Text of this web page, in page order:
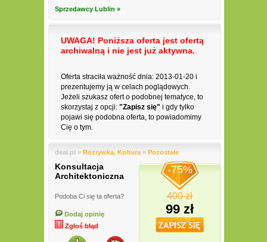
Sprzedawcy Lublin »
UWAGA! Poniższa oferta jest ofertą
archiwalną i nie jest już aktywna.
Oferta straciła ważność dnia: 2013-01-20 i
prezentujemy ją w celach poglądowych.
Jeżeli szukasz ofert o podobnej tematyce, to
skorzystaj z opcji: "Zapisz się" i gdy tylko
pojawi się podobna oferta, to powiadomimy
Cię o tym.
deal.pl » Rozrywka, Kultura » Pozostałe
Konsultacja
Architektoniczna
Podoba Ci się ta oferta?
Dodaj opinię
Zgłoś błąd
-75%
400 zł
99 zł